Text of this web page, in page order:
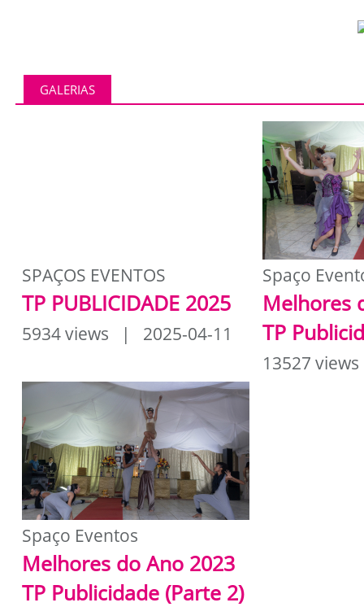
GALERIAS
SPAÇOS EVENTOS
TP PUBLICIDADE 2025
5934 views | 2025-04-11
Spaço
Melhores
TP
13527
Spaço Eventos
Melhores do Ano 2023
TP Publicidade (Parte 2)